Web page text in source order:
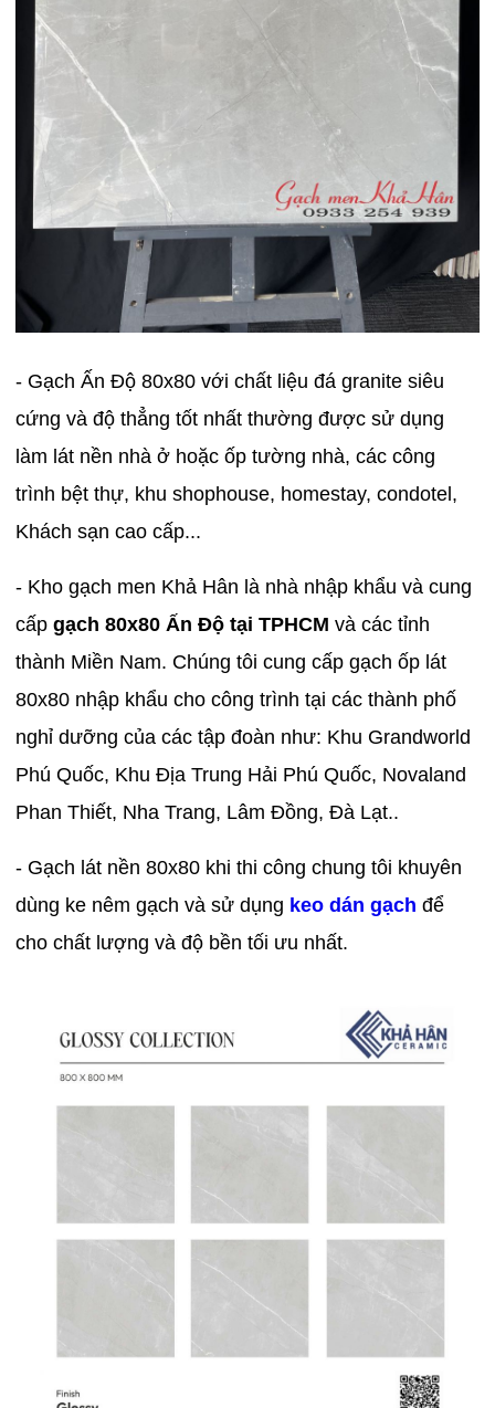
- Gạch Ấn Độ 80x80 với chất liệu đá granite siêu
cứng và độ thẳng tốt nhất thường được sử dụng
làm lát nền nhà ở hoặc ốp tường nhà, các công
trình bệt thự, khu shophouse, homestay, condotel,
Khách sạn cao cấp...
- Kho gạch men Khả Hân là nhà nhập khẩu và cung
cấpgạch 80x80 Ấn Độ tại TPHCM và các tỉnh
thành Miền Nam. Chúng tôi cung cấp gạch ốp lát
80x80 nhập khẩu cho công trình tại các thành phố
nghỉ dưỡng của các tập đoàn như: Khu Grandworld
Phú Quốc, Khu Địa Trung Hải Phú Quốc, Novaland
Phan Thiết, Nha Trang, Lâm Đồng, Đà Lạt..
- Gạch lát nền 80x80 khi thi công chung tôi khuyên
dùng ke nêm gạch và sử dụng keo dán gạch để
cho chất lượng và độ bền tối ưu nhất.